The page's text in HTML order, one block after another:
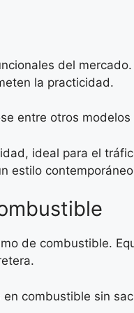
del
la practicidad.
entre otros
ideal para el
estilo
de combustible.
combustible sin